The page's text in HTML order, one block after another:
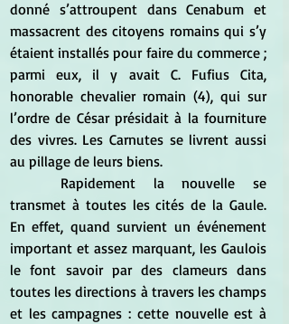
donné s’attroupent dans Cenabum et
massacrent des citoyens romains qui s’y
étaient installés pour faire du commerce ;
parmi eux, il y avait C. Fufius Cita,
honorable chevalier romain (4), qui sur
l’ordre de César présidait à la fourniture
des vivres. Les Carnutes se livrent aussi
au pillage de leurs biens.
transmet à toutes les cités de la Gaule.
En effet, quand survient un événement
important et assez marquant, les Gaulois
le font savoir par des clameurs dans
toutes les directions à travers les champs
et les campagnes : cette nouvelle est à